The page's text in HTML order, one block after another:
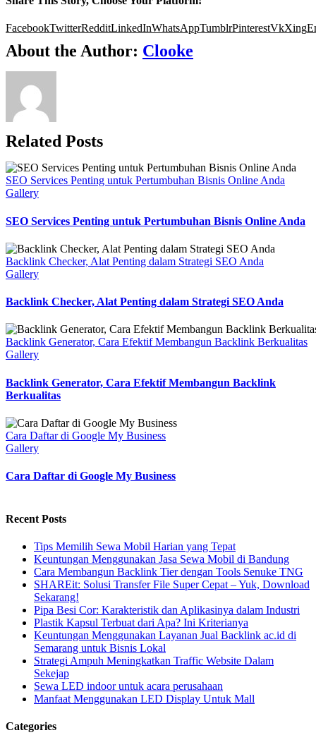
FacebookTwitterRedditLinkedInWhatsAppTumblrPinterestVkXing
About the Author: Clooke
Related Posts
SEO Services Penting untuk Pertumbuhan Bisnis Online Anda
Gallery
SEO Services Penting untuk Pertumbuhan Bisnis Online Anda
Backlink Checker, Alat Penting dalam Strategi SEO Anda
Gallery
Backlink Checker, Alat Penting dalam Strategi SEO Anda
Backlink Generator, Cara Efektif Membangun Backlink Berkualitas
Gallery
Backlink Generator, Cara Efektif Membangun Backlink
Berkualitas
Cara Daftar di Google My Business
Gallery
Cara Daftar di Google My Business
Recent Posts
Tips Memilih Sewa Mobil Harian yang Tepat
Keuntungan Menggunakan Jasa Sewa Mobil di Bandung
Cara Membangun Backlink Tier dengan Tools Senuke TNG
SHAREit: Solusi Transfer File Super Cepat – Yuk, Download
Sekarang!
Pipa Besi Cor: Karakteristik dan Aplikasinya dalam Industri
Plastik Kapsul Terbuat dari Apa? Ini Kriterianya
Keuntungan Menggunakan Layanan Jual Backlink ac.id di
Semarang untuk Bisnis Lokal
Strategi Ampuh Meningkatkan Traffic Website Dalam
Sekejap
Sewa LED indoor untuk acara perusahaan
Manfaat Menggunakan LED Display Untuk Mall
Categories